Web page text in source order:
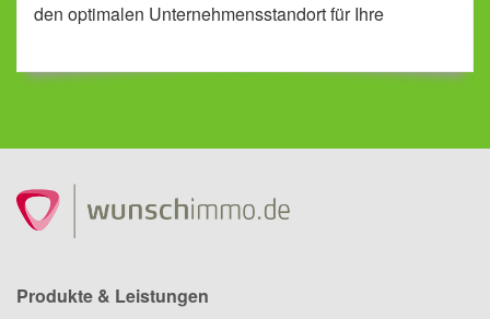
den optimalen Unternehmensstandort für Ihre
Produkte & Leistungen